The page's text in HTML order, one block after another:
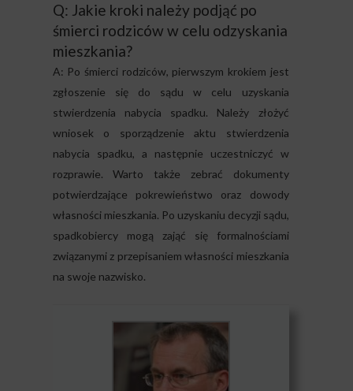
Q: Jakie kroki należy podjąć po
śmierci rodziców w celu odzyskania
mieszkania?
A: Po śmierci rodziców, pierwszym krokiem jest
zgłoszenie się do sądu w celu uzyskania
stwierdzenia nabycia spadku. Należy złożyć
wniosek o sporządzenie aktu stwierdzenia
nabycia spadku, a następnie uczestniczyć w
rozprawie. Warto także zebrać dokumenty
potwierdzające pokrewieństwo oraz dowody
własności mieszkania. Po uzyskaniu decyzji sądu,
spadkobiercy mogą zająć się formalnościami
związanymi z przepisaniem własności mieszkania
na swoje nazwisko.